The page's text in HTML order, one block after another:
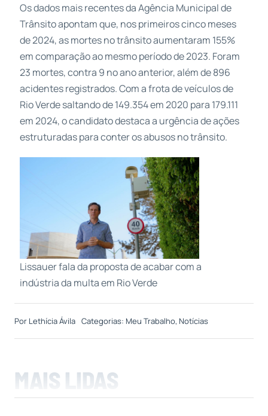
Os dados mais recentes da Agência Municipal de
Trânsito apontam que, nos primeiros cinco meses
de 2024, as mortes no trânsito aumentaram 155%
em comparação ao mesmo período de 2023. Foram
23 mortes, contra 9 no ano anterior, além de 896
acidentes registrados. Com a frota de veículos de
Rio Verde saltando de 149.354 em 2020 para 179.111
em 2024, o candidato destaca a urgência de ações
estruturadas para conter os abusos no trânsito.
Lissauer fala da proposta de acabar com a
indústria da multa em Rio Verde
Por Lethícia Ávila Categorias: Meu Trabalho, Notícias
MAIS LIDAS